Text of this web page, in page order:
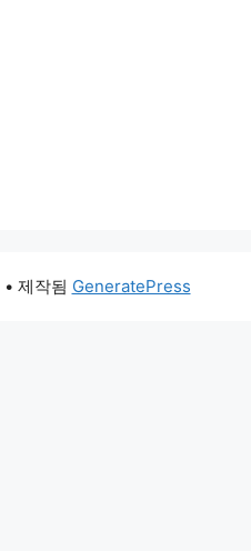
• 제작됨 GeneratePress